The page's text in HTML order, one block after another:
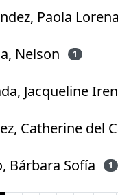
Paola Lorena
Nelson 1
Jacqueline
Catherine del
Bárbara Sofía 1